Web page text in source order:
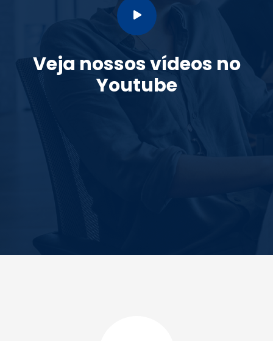
Veja nossos vídeos no
Youtube